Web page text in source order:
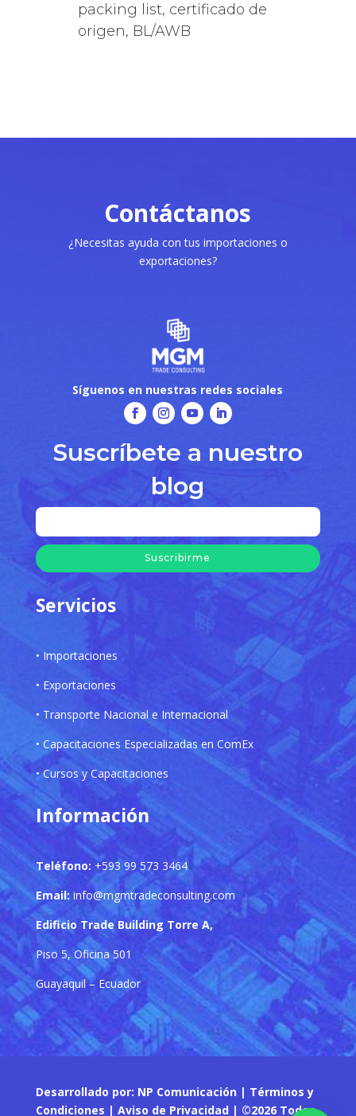
packing list, certificado de
origen, BL/AWB
Contáctanos
¿Necesitas ayuda con tus importaciones o
exportaciones?
Síguenos en nuestras redes sociales
Suscríbete a nuestro
blog
Suscribirme
Servicios
• Importaciones
• Exportaciones
• Transporte Nacional e Internacional
• Capacitaciones Especializadas en ComEx
• Cursos y Capacitaciones
Información
Teléfono: +593 99 573 3464
Email:info@mgmtradeconsulting.com
Edificio Trade Building Torre A,
Piso 5, Oficina 501
Guayaquil – Ecuador
Desarrollado por: NP Comunicación | Términos y
Condiciones | Aviso de Privacidad | ©2026 Todos